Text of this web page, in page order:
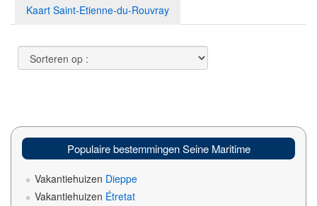
Kaart Saint-Etienne-du-Rouvray
Populaire bestemmingen Seine Maritime
Vakantiehuizen Dieppe
Vakantiehuizen Étretat